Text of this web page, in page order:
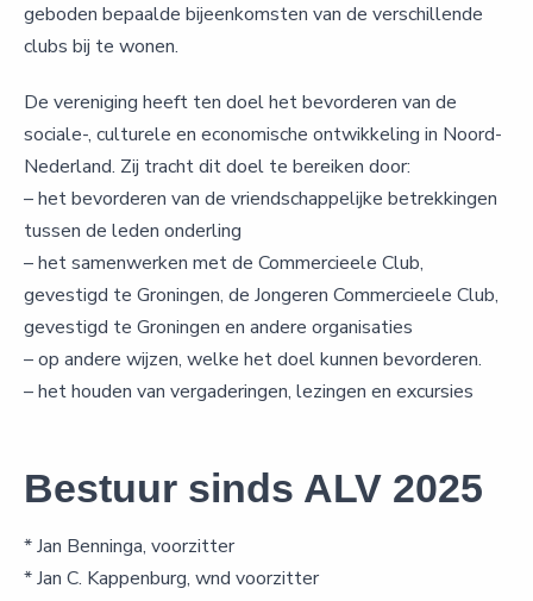
geboden bepaalde bijeenkomsten van de verschillende
clubs bij te wonen.
De vereniging heeft ten doel het bevorderen van de
sociale-, culturele en economische ontwikkeling in Noord-
Nederland. Zij tracht dit doel te bereiken door:
– het bevorderen van de vriendschappelijke betrekkingen
tussen de leden onderling
– het samenwerken met de Commercieele Club,
gevestigd te Groningen, de Jongeren Commercieele Club,
gevestigd te Groningen en andere organisaties
– op andere wijzen, welke het doel kunnen bevorderen.
– het houden van vergaderingen, lezingen en excursies
Bestuur sinds ALV 2025
* Jan Benninga, voorzitter
* Jan C. Kappenburg, wnd voorzitter